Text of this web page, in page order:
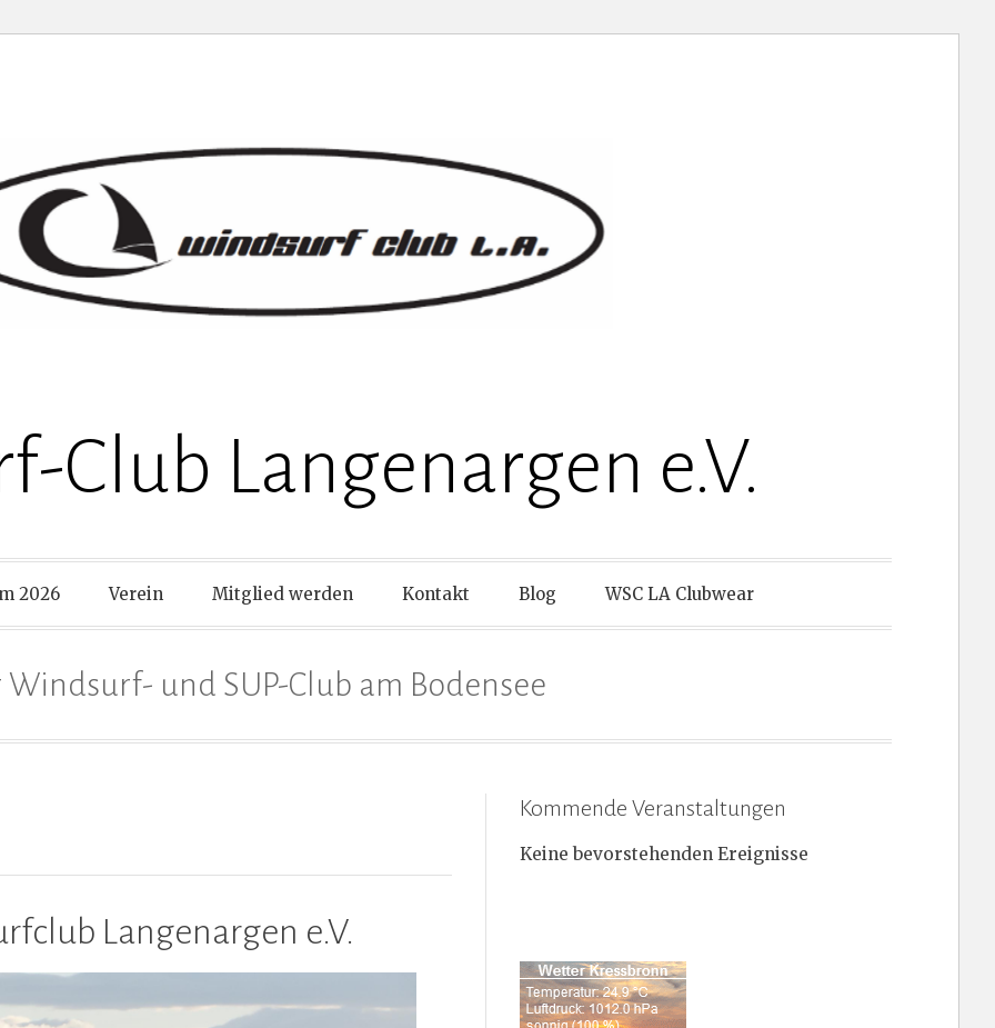
Club Langenargen e.V.
2026 Verein Mitglied werden Kontakt Blog WSC LA Clubwear
Windsurf- und SUP-Club am Bodensee
Langenargen e.V.
Kommende Veranstaltungen
Keine bevorstehenden Ereignisse